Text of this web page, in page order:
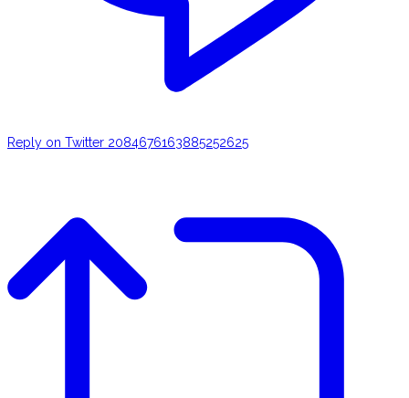
Reply on Twitter 2084676163885252625